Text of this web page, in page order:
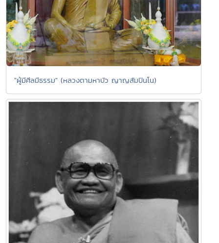
"ผู้มีศีลมีธรรม" (หลวงตามหาบัว ญาญสัมปันโน)